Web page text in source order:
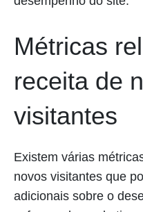
Métricas
receita de
visitantes
Existem várias
novos visitantes que
adicionais sobre o